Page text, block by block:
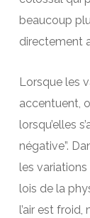
beaucoup
directement
Lorsque les
accentuent,
lorsqu’elles
négative”.
les variations
lois de la
l’air est froid,